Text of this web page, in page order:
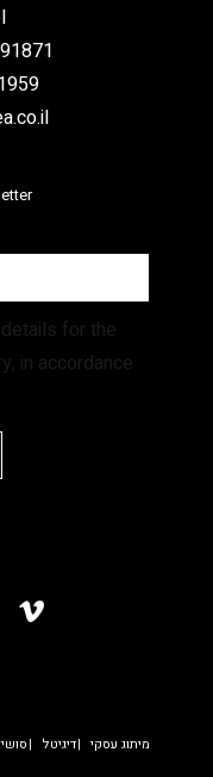
for the
in accordance
דיגיטל מיתוג עסקי